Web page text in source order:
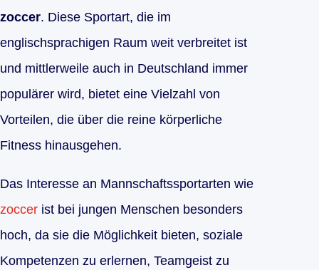
zoccer. Diese Sportart, die im
englischsprachigen Raum weit verbreitet ist
und mittlerweile auch in Deutschland immer
populärer wird, bietet eine Vielzahl von
Vorteilen, die über die reine körperliche
Fitness hinausgehen.
Das Interesse an Mannschaftssportarten wie
zoccer ist bei jungen Menschen besonders
hoch, da sie die Möglichkeit bieten, soziale
Kompetenzen zu erlernen, Teamgeist zu